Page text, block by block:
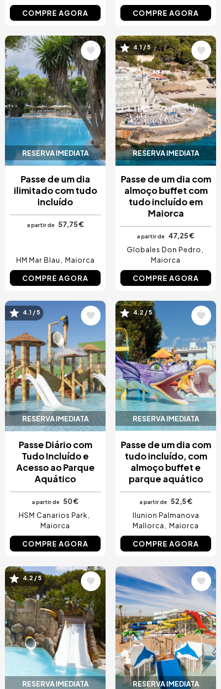
COMPRE AGORA COMPRE AGORA
RESERVA IMEDIATA
Imagem
Passe de um dia
ilimitado com tudo
incluído
a partir de 57,75 €
HM Mar Blau Maiorca
COMPRE AGORA
RESERVA IMEDIATA
Imagem
4.1 / 5
Passe de um dia com
almoço buffet com
tudo incluído em
Maiorca
a partir de
47,25 €
Globales Don Pedro
Maiorca
COMPRE AGORA
RESERVA IMEDIATA
Imagem
4.1 / 5
Passe Diário com
Tudo Incluído e
Acesso ao Parque
Aquático
a partir de
50 €
HSM Canarios Park
Maiorca
COMPRE AGORA
RESERVA IMEDIATA
Imagem
4.2 / 5
Passe de um dia com
tudo incluído, com
almoço buffet e
parque aquático
a partir de
52,5 €
Ilunion Palmanova
Mallorca
Maiorca
COMPRE AGORA
RESERVA IMEDIATA
Imagem
4.2 / 5
RESERVA IMEDIATA
Imagem